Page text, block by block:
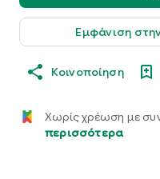
Εμφάνιση
Κοινοποίηση
Χωρίς χρέωση με
περισσότερα